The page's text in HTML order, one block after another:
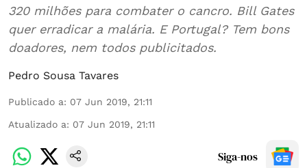
320 milhões para combater o cancro. Bill Gates
quer erradicar a malária. E Portugal? Tem bons
doadores, nem todos publicitados.
Pedro Sousa Tavares
Publicado a: 07 Jun 2019, 21:11
Atualizado a: 07 Jun 2019, 21:11
Siga-nos